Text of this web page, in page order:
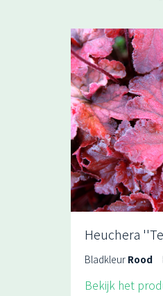
Heuchera
Bladkleur Rood
Bekijk het